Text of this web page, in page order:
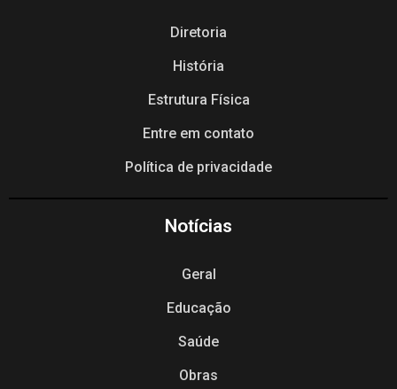
Diretoria
História
Estrutura Física
Entre em contato
Política de privacidade
Notícias
Geral
Educação
Saúde
Obras